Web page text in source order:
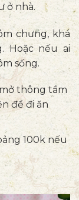
ở nhà.
chưng, khá
Hoặc nếu ai
sống.
thông tầm
để đi ăn
100k nếu